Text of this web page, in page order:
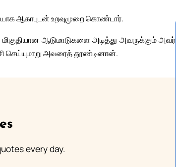
ஆகாபுடன் உறவுமுறை கொண்டார்.
ஆடுமாடுகளை அடித்து அவருக்கும் அவர்
செய்யுமாறு அவரைத் தூண்டினான்.
every day.